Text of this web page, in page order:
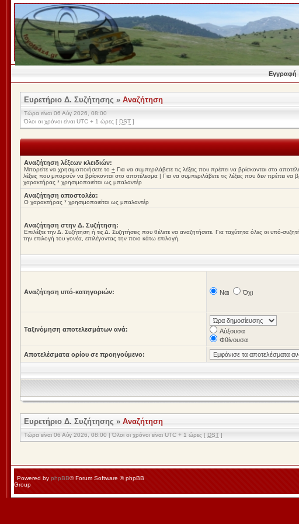
Εγγραφή
Ευρετήριο Δ. Συζήτησης » Αναζήτηση
Τώρα είναι 06 Αύγ 2026, 08:00
Όλοι οι χρόνοι είναι UTC + 1 ώρες [ DST ]
Αναζήτηση λέξεων κλειδιών:
Μπορείτε να χρησιμοποιήσετε το + Για να συμπεριλάβετε τις λέξεις που πρέπει να βρίσκονται στο
λέξεις που μπορούν να βρίσκονται στο αποτέλεσμα | Για να συμπεριλάβετε τις λέξεις που δεν πρέπει
χαρακτήρας * χρησιμοποιείται ως μπαλαντέρ
Αναζήτηση αποστολέα:
Ο χαρακτήρας * χρησιμοποιείται ως μπαλαντέρ
Αναζήτηση στην Δ. Συζήτηση:
Επιλέξτε την Δ. Συζήτηση ή τις Δ. Συζητήσεις που θέλετε να αναζητήσετε. Για ταχύτητα όλες οι υπό-
την επιλογή του γονέα, επιλέγοντας την ποιο κάτω επιλογή.
Αναζήτηση υπό-κατηγοριών: Ναι Όχι
Ταξινόμηση αποτελεσμάτων ανά:
Αύξουσα
Φθίνουσα
Αποτελέσματα ορίου σε προηγούμενο:
Ευρετήριο Δ. Συζήτησης » Αναζήτηση
Τώρα είναι 06 Αύγ 2026, 08:00 | Όλοι οι χρόνοι είναι UTC + 1 ώρες [ DST ]
Powered by phpBB® Forum Software © phpBB
Group